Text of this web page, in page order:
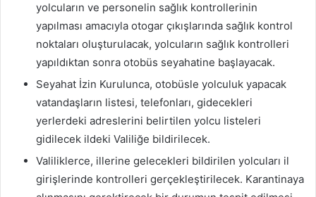
yolcuların ve personelin sağlık kontrollerinin
yapılması amacıyla otogar çıkışlarında sağlık kontrol
noktaları oluşturulacak, yolcuların sağlık kontrolleri
yapıldıktan sonra otobüs seyahatine başlayacak.
Seyahat İzin Kurulunca, otobüsle yolculuk yapacak
vatandaşların listesi, telefonları, gidecekleri
yerlerdeki adreslerini belirtilen yolcu listeleri
gidilecek ildeki Valiliğe bildirilecek.
Valiliklerce, illerine gelecekleri bildirilen yolcuları il
girişlerinde kontrolleri gerçekleştirilecek. Karantinaya